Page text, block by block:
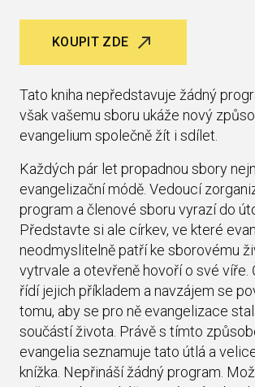
KOUPIT ZDE
Tato kniha nepředstavuje žádný
však vašemu sboru ukáže nový
evangelium společně žít i sdílet.
Každých pár let propadnou sbory
evangelizační módě. Vedoucí
program a členové sboru vyrazí do
Představte si ale církev, ve které
neodmyslitelně patří ke sborovému
vytrvale a otevřeně hovoří o své víře.
řídí jejich příkladem a navzájem se
tomu, aby se pro ně evangelizace
součástí života. Právě s tímto
evangelia seznamuje tato útlá a
knížka. Nepřináší žádný program.